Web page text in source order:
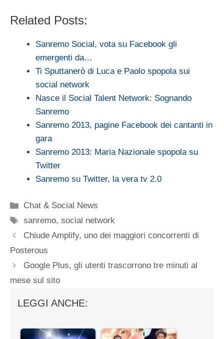
Related Posts:
Sanremo Social, vota su Facebook gli
emergenti da…
Ti Sputtanerò di Luca e Paolo spopola sui
social network
Nasce il Social Talent Network: Sognando
Sanremo
Sanremo 2013, pagine Facebook dei cantanti in
gara
Sanremo 2013: Maria Nazionale spopola su
Twitter
Sanremo su Twitter, la vera tv 2.0
Categorie
Chat & Social News
Tag
sanremo,social network
Chiude Amplify, uno dei maggiori concorrenti di
Posterous
Google Plus, gli utenti trascorrono tre minuti al
mese sul sito
LEGGI ANCHE: